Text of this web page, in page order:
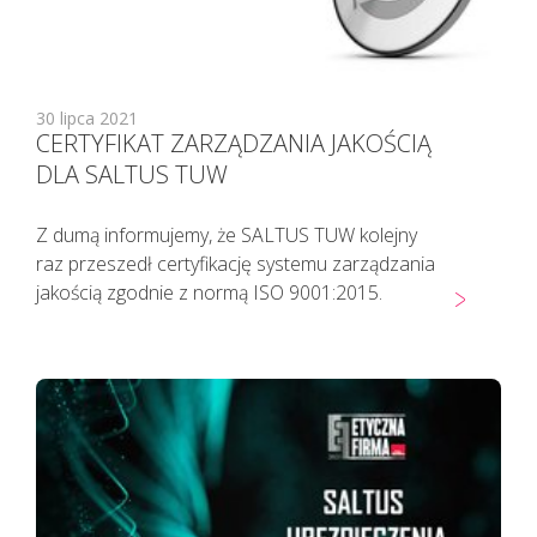
Pacjenci z objawami infekcji lub
podejrzani o zakażenie
koronawirusem SARS CoV-2
TELEFONICZNIE przełożyli poradę
specjalistyczną na inny termin.
30 lipca 2021
CERTYFIKAT ZARZĄDZANIA JAKOŚCIĄ
DLA SALTUS TUW
Z dumą informujemy, że SALTUS TUW kolejny
raz przeszedł certyfikację systemu zarządzania
jakością zgodnie z normą ISO 9001:2015.